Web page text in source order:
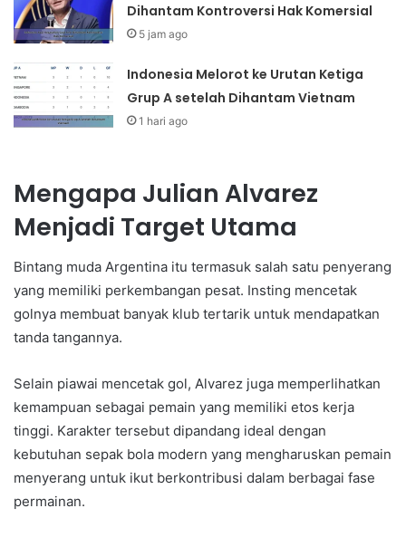
Dihantam Kontroversi Hak Komersial
5 jam ago
Indonesia Melorot ke Urutan Ketiga
Grup A setelah Dihantam Vietnam
1 hari ago
Mengapa Julian Alvarez
Menjadi Target Utama
Bintang muda Argentina itu termasuk salah satu penyerang
yang memiliki perkembangan pesat. Insting mencetak
golnya membuat banyak klub tertarik untuk mendapatkan
tanda tangannya.
Selain piawai mencetak gol, Alvarez juga memperlihatkan
kemampuan sebagai pemain yang memiliki etos kerja
tinggi. Karakter tersebut dipandang ideal dengan
kebutuhan sepak bola modern yang mengharuskan pemain
menyerang untuk ikut berkontribusi dalam berbagai fase
permainan.